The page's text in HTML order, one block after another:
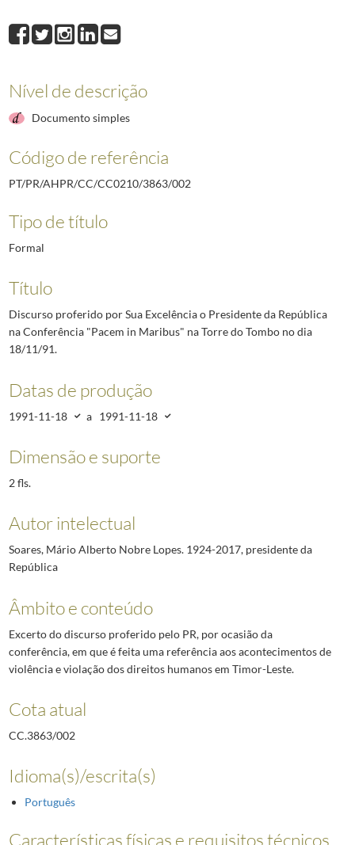
009
Discurso proferido por Sua Excelência o Presidente da República na
(...)
Nível de descrição
Documento simples
Código de referência
PT/PR/AHPR/CC/CC0210/3863/002
Tipo de título
Formal
Título
Discurso proferido por Sua Excelência o Presidente da República
na Conferência "Pacem in Maribus" na Torre do Tombo no dia
18/11/91.
Datas de produção
1991-11-18 a 1991-11-18
Dimensão e suporte
2 fls.
Autor intelectual
Soares, Mário Alberto Nobre Lopes. 1924-2017, presidente da
República
Âmbito e conteúdo
Excerto do discurso proferido pelo PR, por ocasião da
conferência, em que é feita uma referência aos acontecimentos de
violência e violação dos direitos humanos em Timor-Leste.
Cota atual
CC.3863/002
Idioma(s)/escrita(s)
Português
Características físicas e requisitos técnicos